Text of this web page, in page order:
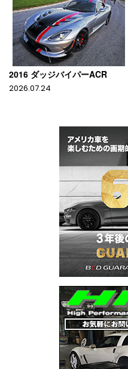
2016 ダッジバイパーACR
2026.07.24